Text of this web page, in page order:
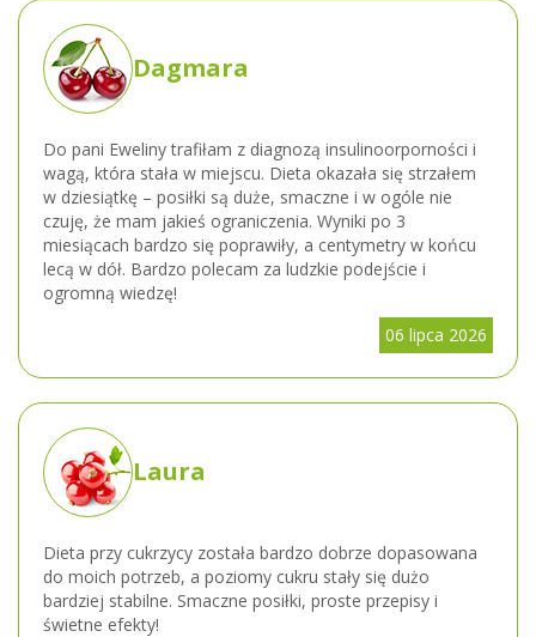
Dagmara
Do pani Eweliny trafiłam z diagnozą insulinoorporności i
wagą, która stała w miejscu. Dieta okazała się strzałem
w dziesiątkę – posiłki są duże, smaczne i w ogóle nie
czuję, że mam jakieś ograniczenia. Wyniki po 3
miesiącach bardzo się poprawiły, a centymetry w końcu
lecą w dół. Bardzo polecam za ludzkie podejście i
ogromną wiedzę!
06 lipca 2026
Laura
Dieta przy cukrzycy została bardzo dobrze dopasowana
do moich potrzeb, a poziomy cukru stały się dużo
bardziej stabilne. Smaczne posiłki, proste przepisy i
świetne efekty!